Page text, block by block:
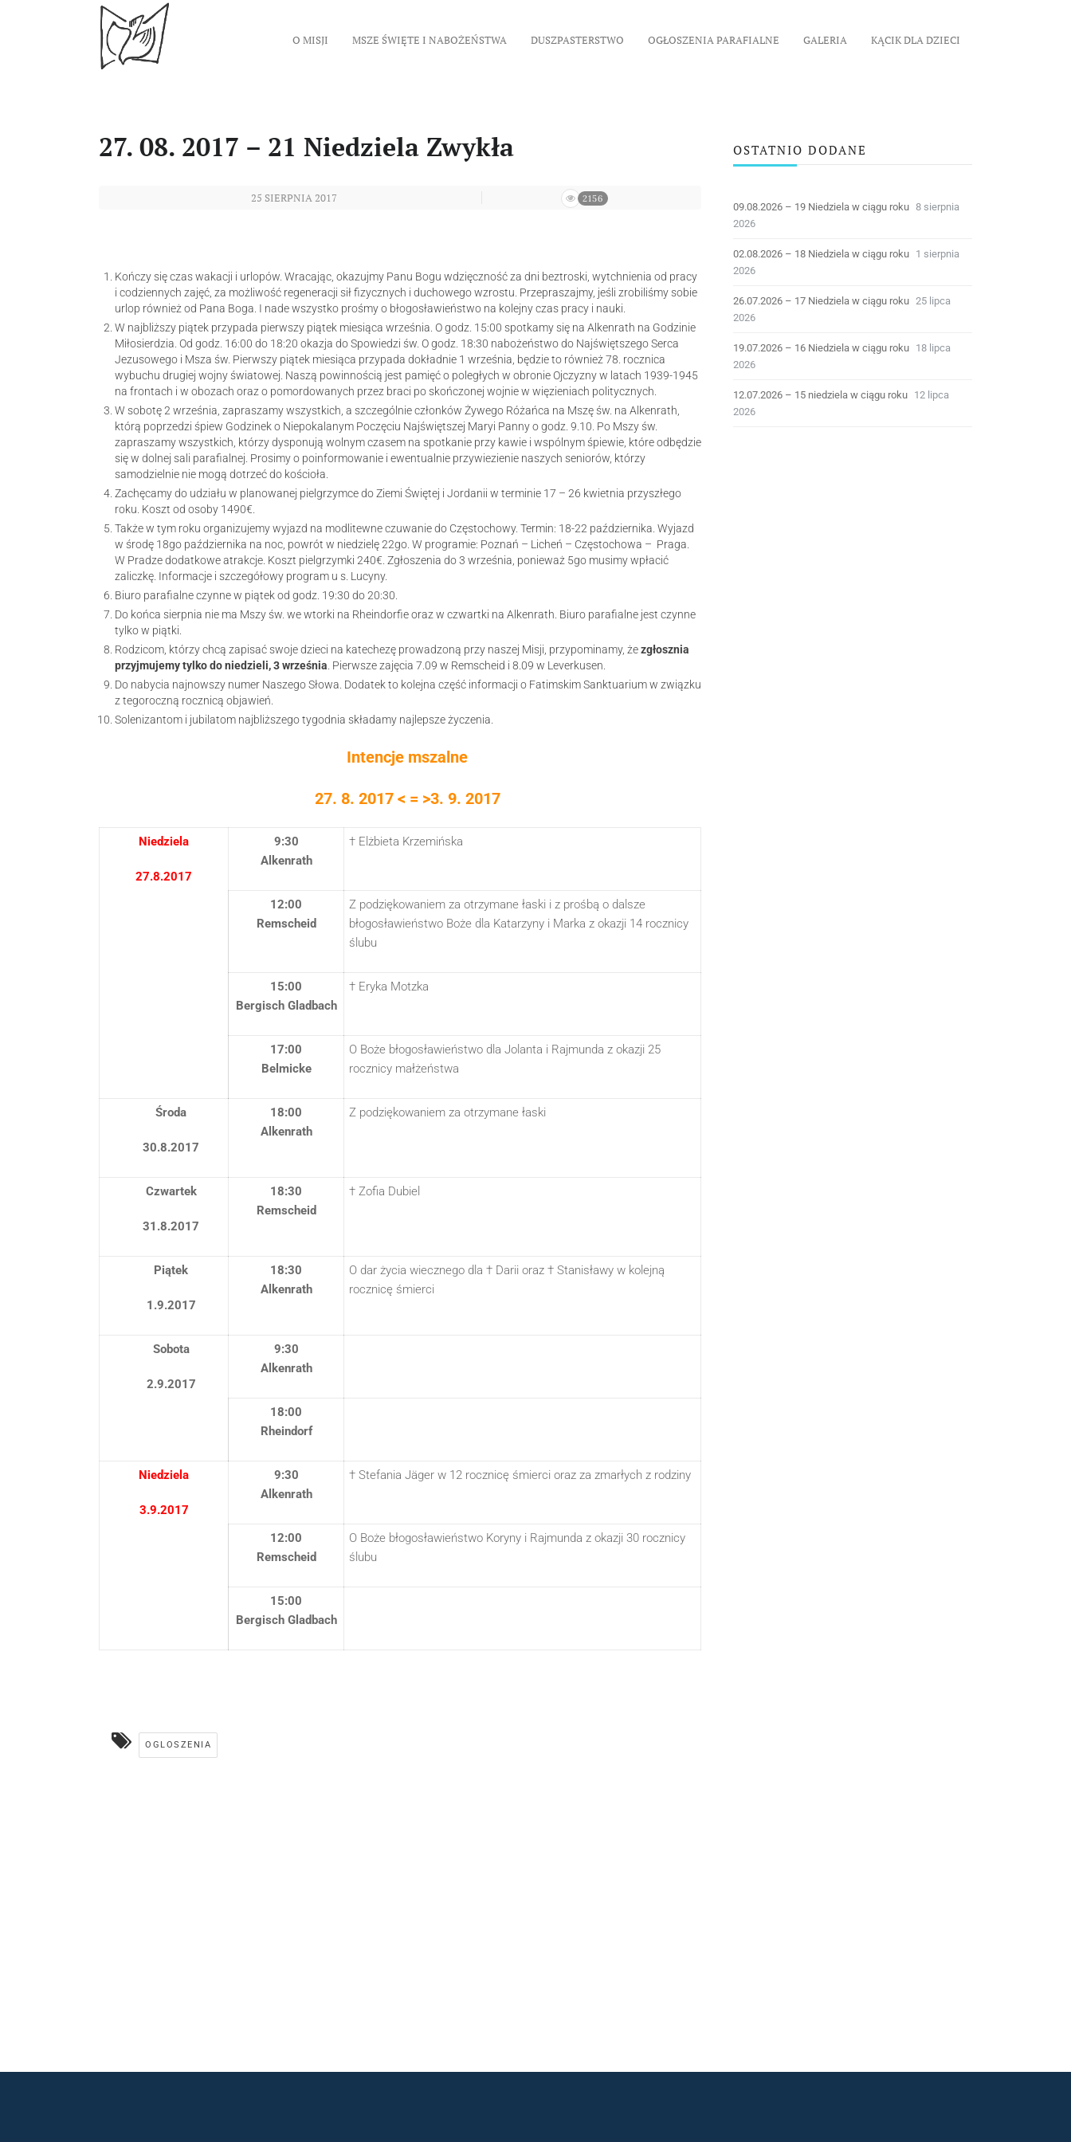
O MISJI MSZE ŚWIĘTE I NABOŻEŃSTWA DUSZPASTERSTWO OGŁOSZENIA PARAFIALNE GALERIA KĄCIK DLA DZIECI
27. 08. 2017 – 21 Niedziela Zwykła
25 SIERPNIA 2017 2156
Kończy się czas wakacji i urlopów. Wracając, okazujmy Panu Bogu wdzięczność za dni beztroski, wytchnienia od pracy
i codziennych zajęć, za możliwość regeneracji sił fizycznych i duchowego wzrostu. Przepraszajmy, jeśli zrobiliśmy sobie
urlop również od Pana Boga. I nade wszystko prośmy o błogosławieństwo na kolejny czas pracy i nauki.
W najbliższy piątek przypada pierwszy piątek miesiąca września. O godz. 15:00 spotkamy się na Alkenrath na Godzinie
Miłosierdzia. Od godz. 16:00 do 18:20 okazja do Spowiedzi św. O godz. 18:30 nabożeństwo do Najświętszego Serca
Jezusowego i Msza św. Pierwszy piątek miesiąca przypada dokładnie 1 września, będzie to również 78. rocznica
wybuchu drugiej wojny światowej. Naszą powinnością jest pamięć o poległych w obronie Ojczyzny w latach 1939-1945
na frontach i w obozach oraz o pomordowanych przez braci po skończonej wojnie w więzieniach politycznych.
W sobotę 2 września, zapraszamy wszystkich, a szczególnie członków Żywego Różańca na Mszę św. na Alkenrath,
którą poprzedzi śpiew Godzinek o Niepokalanym Poczęciu Najświętszej Maryi Panny o godz. 9.10. Po Mszy św.
zapraszamy wszystkich, którzy dysponują wolnym czasem na spotkanie przy kawie i wspólnym śpiewie, które odbędzie
się w dolnej sali parafialnej. Prosimy o poinformowanie i ewentualnie przywiezienie naszych seniorów, którzy
samodzielnie nie mogą dotrzeć do kościoła.
Zachęcamy do udziału w planowanej pielgrzymce do Ziemi Świętej i Jordanii w terminie 17 – 26 kwietnia przyszłego
roku. Koszt od osoby 1490€.
Także w tym roku organizujemy wyjazd na modlitewne czuwanie do Częstochowy. Termin: 18-22 października. Wyjazd
w środę 18go października na noc, powrót w niedzielę 22go. W programie: Poznań – Licheń – Częstochowa – Praga.
W Pradze dodatkowe atrakcje. Koszt pielgrzymki 240€. Zgłoszenia do 3 września, ponieważ 5go musimy wpłacić
zaliczkę. Informacje i szczegółowy program u s. Lucyny.
Biuro parafialne czynne w piątek od godz. 19:30 do 20:30.
Do końca sierpnia nie ma Mszy św. we wtorki na Rheindorfie oraz w czwartki na Alkenrath. Biuro parafialne jest czynne
tylko w piątki.
Rodzicom, którzy chcą zapisać swoje dzieci na katechezę prowadzoną przy naszej Misji, przypominamy, żezgłosznia
przyjmujemy tylkodo niedzieli, 3 września . Pierwsze zajęcia 7.09 w Remscheid i 8.09 w Leverkusen.
Do nabycia najnowszy numer Naszego Słowa. Dodatek to kolejna część informacji o Fatimskim Sanktuarium w związku
z tegoroczną rocznicą objawień.
Solenizantom i jubilatom najbliższego tygodnia składamy najlepsze życzenia.
Intencje mszalne
27. 8. 2017 < = >3. 9. 2017
Niedziela
27.8.2017
9:30
Alkenrath
† Elżbieta Krzemińska
12:00
Remscheid
Z podziękowaniem za otrzymane łaski i z prośbą o dalsze
błogosławieństwo Boże dla Katarzyny i Marka z okazji 14 rocznicy
ślubu
15:00
Bergisch Gladbach
† Eryka Motzka
17:00
Belmicke
O Boże błogosławieństwo dla Jolanta i Rajmunda z okazji 25
rocznicy małżeństwa
Środa
30.8.2017
18:00
Alkenrath
Z podziękowaniem za otrzymane łaski
Czwartek
31.8.2017
18:30
Remscheid
† Zofia Dubiel
Piątek
1.9.2017
18:30
Alkenrath
O dar życia wiecznego dla † Darii oraz † Stanisławy w kolejną
rocznicę śmierci
Sobota
2.9.2017
9:30
Alkenrath
18:00
Rheindorf
Niedziela
3.9.2017
9:30
Alkenrath
† Stefania Jäger w 12 rocznicę śmierci oraz za zmarłych z rodziny
12:00
Remscheid
O Boże błogosławieństwo Koryny i Rajmunda z okazji 30 rocznicy
ślubu
15:00
Bergisch Gladbach
OGLOSZENIA
OSTATNIO DODANE
09.08.2026 – 19 Niedziela w ciągu roku 8 sierpnia
2026
02.08.2026 – 18 Niedziela w ciągu roku 1 sierpnia
2026
26.07.2026 – 17 Niedziela w ciągu roku 25 lipca
2026
19.07.2026 – 16 Niedziela w ciągu roku 18 lipca
2026
12.07.2026 – 15 niedziela w ciągu roku 12 lipca
2026